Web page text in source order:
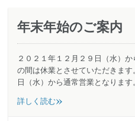
年末年始のご案内
２０２１年１２月２９日（水）
の間は休業とさせていただきま
日（水）から通常営業となります
詳しく読む»